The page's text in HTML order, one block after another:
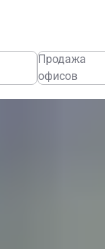
Продажа
офисов